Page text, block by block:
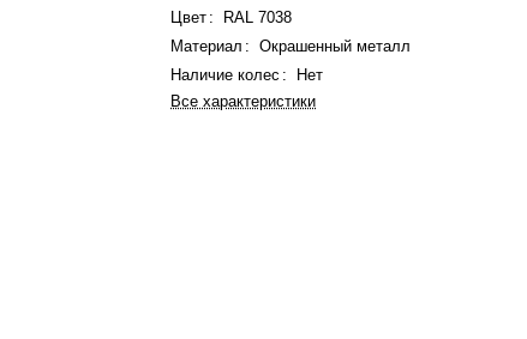
Цвет :
RAL 7038
Материал :
Окрашенный металл
Наличие колес :
Нет
Все характеристики